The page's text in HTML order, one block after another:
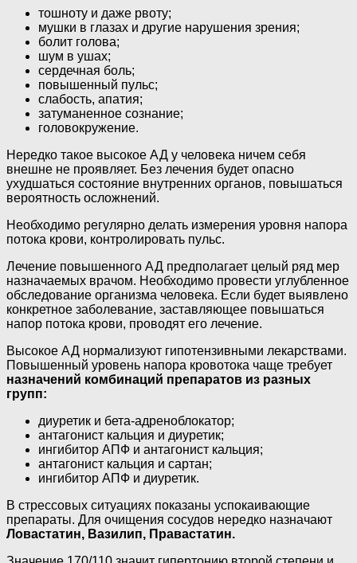
тошноту и даже рвоту;
мушки в глазах и другие нарушения зрения;
болит голова;
шум в ушах;
сердечная боль;
повышенный пульс;
слабость, апатия;
затуманенное сознание;
головокружение.
Нередко такое высокое АД у человека ничем себя
внешне не проявляет. Без лечения будет опасно
ухудшаться состояние внутренних органов, повышаться
вероятность осложнений.
Необходимо регулярно делать измерения уровня напора
потока крови, контролировать пульс.
Лечение повышенного АД предполагает целый ряд мер
назначаемых врачом. Необходимо провести углубленное
обследование организма человека. Если будет выявлено
конкретное заболевание, заставляющее повышаться
напор потока крови, проводят его лечение.
Высокое АД нормализуют гипотензивными лекарствами.
Повышенный уровень напора кровотока чаще требует
назначений комбинаций препаратов из разных
групп:
диуретик и бета-адреноблокатор;
антагонист кальция и диуретик;
ингибитор АПФ и антагонист кальция;
антагонист кальция и сартан;
ингибитор АПФ и диуретик.
В стрессовых ситуациях показаны успокаивающие
препараты. Для очищения сосудов нередко назначают
Ловастатин, Вазилип, Правастатин.